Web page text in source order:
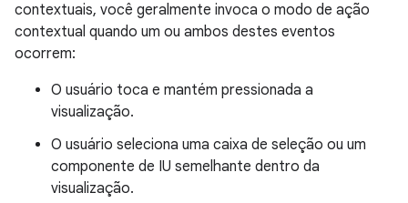
contextuais, você geralmente invoca o modo de ação
contextual quando um ou ambos destes eventos
ocorrem:
O usuário toca e mantém pressionada a
visualização.
O usuário seleciona uma caixa de seleção ou um
componente de IU semelhante dentro da
visualização.